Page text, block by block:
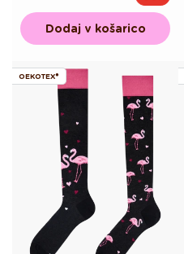
Dodaj v košarico
OEKOTEX®